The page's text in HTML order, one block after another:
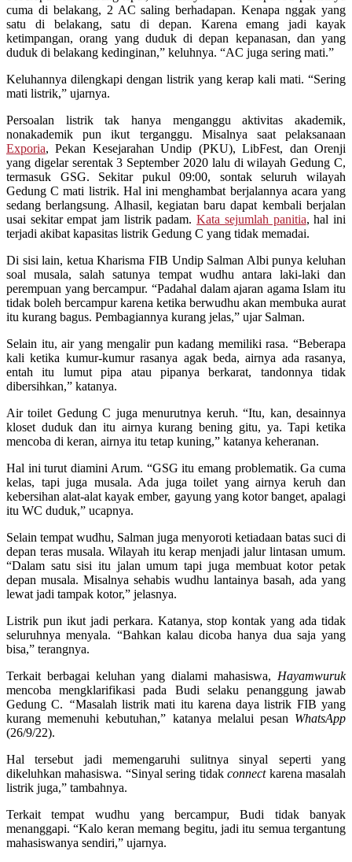
cuma di belakang, 2 AC saling berhadapan. Kenapa nggak yang
satu di belakang, satu di depan. Karena emang jadi kayak
ketimpangan, orang yang duduk di depan kepanasan, dan yang
duduk di belakang kedinginan,” keluhnya. “AC juga sering mati.”
Keluhannya dilengkapi dengan listrik yang kerap kali mati. “Sering
mati listrik,” ujarnya.
Persoalan listrik tak hanya menganggu aktivitas akademik,
nonakademik pun ikut terganggu. Misalnya saat pelaksanaan
Exporia, Pekan Kesejarahan Undip (PKU), LibFest, dan Orenji
yang digelar serentak 3 September 2020 lalu di wilayah Gedung C,
termasuk GSG. Sekitar pukul 09:00, sontak seluruh wilayah
Gedung C mati listrik. Hal ini menghambat berjalannya acara yang
sedang berlangsung. Alhasil, kegiatan baru dapat kembali berjalan
usai sekitar empat jam listrik padam.Kata sejumlah panitia, hal ini
terjadi akibat kapasitas listrik Gedung C yang tidak memadai.
Di sisi lain, ketua Kharisma FIB Undip Salman Albi punya keluhan
soal musala, salah satunya tempat wudhu antara laki-laki dan
perempuan yang bercampur. “Padahal dalam ajaran agama Islam itu
tidak boleh bercampur karena ketika berwudhu akan membuka aurat
itu kurang bagus. Pembagiannya kurang jelas,” ujar Salman.
Selain itu, air yang mengalir pun kadang memiliki rasa. “Beberapa
kali ketika kumur-kumur rasanya agak beda, airnya ada rasanya,
entah itu lumut pipa atau pipanya berkarat, tandonnya tidak
dibersihkan,” katanya.
Air toilet Gedung C juga menurutnya keruh. “Itu, kan, desainnya
kloset duduk dan itu airnya kurang bening gitu, ya. Tapi ketika
mencoba di keran, airnya itu tetap kuning,” katanya keheranan.
Hal ini turut diamini Arum. “GSG itu emang problematik. Ga cuma
kelas, tapi juga musala. Ada juga toilet yang airnya keruh dan
kebersihan alat-alat kayak ember, gayung yang kotor banget, apalagi
itu WC duduk,” ucapnya.
Selain tempat wudhu, Salman juga menyoroti ketiadaan batas suci di
depan teras musala. Wilayah itu kerap menjadi jalur lintasan umum.
“Dalam satu sisi itu jalan umum tapi juga membuat kotor petak
depan musala. Misalnya sehabis wudhu lantainya basah, ada yang
lewat jadi tampak kotor,” jelasnya.
Listrik pun ikut jadi perkara. Katanya, stop kontak yang ada tidak
seluruhnya menyala. “Bahkan kalau dicoba hanya dua saja yang
bisa,” terangnya.
Terkait berbagai keluhan yang dialami mahasiswa, Hayamwuruk
mencoba mengklarifikasi pada Budi selaku penanggung jawab
Gedung C. “Masalah listrik mati itu karena daya listrik FIB yang
kurang memenuhi kebutuhan,” katanya melalui pesan WhatsApp
(26/9/22).
Hal tersebut jadi memengaruhi sulitnya sinyal seperti yang
dikeluhkan mahasiswa. “Sinyal sering tidakconnect karena masalah
listrik juga,” tambahnya.
Terkait tempat wudhu yang bercampur, Budi tidak banyak
menanggapi. “Kalo keran memang begitu, jadi itu semua tergantung
mahasiswanya sendiri,” ujarnya.